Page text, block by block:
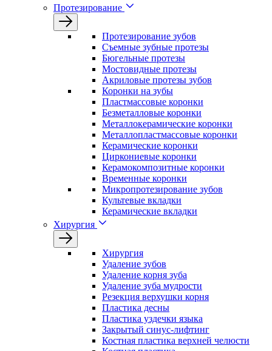
Протезирование
Протезирование зубов
Съемные зубные протезы
Бюгельные протезы
Мостовидные протезы
Акриловые протезы зубов
Коронки на зубы
Пластмассовые коронки
Безметалловые коронки
Металлокерамические коронки
Металлопластмассовые коронки
Керамические коронки
Циркониевые коронки
Керамокомпозитные коронки
Временные коронки
Микропротезирование зубов
Культевые вкладки
Керамические вкладки
Хирургия
Хирургия
Удаление зубов
Удаление корня зуба
Удаление зуба мудрости
Резекция верхушки корня
Пластика десны
Пластика уздечки языка
Закрытый синус-лифтинг
Костная пластика верхней челюсти